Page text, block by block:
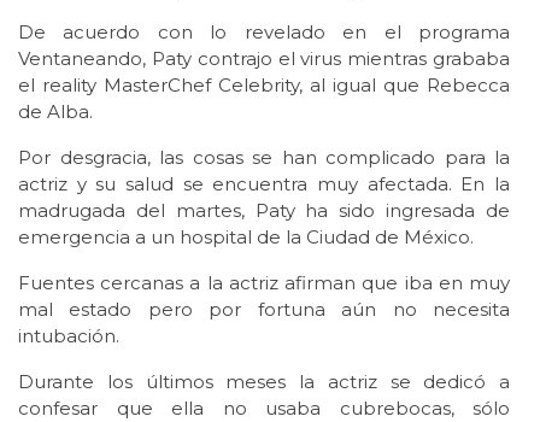
De acuerdo con lo revelado en el programa
Ventaneando, Paty contrajo el virus mientras grababa
el reality MasterChef Celebrity, al igual que Rebecca
de Alba.
Por desgracia, las cosas se han complicado para la
actriz y su salud se encuentra muy afectada. En la
madrugada del martes, Paty ha sido ingresada de
emergencia a un hospital de la Ciudad de México.
Fuentes cercanas a la actriz afirman que iba en muy
mal estado pero por fortuna aún no necesita
intubación.
Durante los últimos meses la actriz se dedicó a
confesar que ella no usaba cubrebocas, sólo